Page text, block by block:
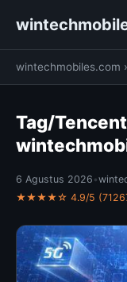
wintechmobiles.com ›
Tag/
6 Agustus 2026 •
★★★★☆ 4.9/5